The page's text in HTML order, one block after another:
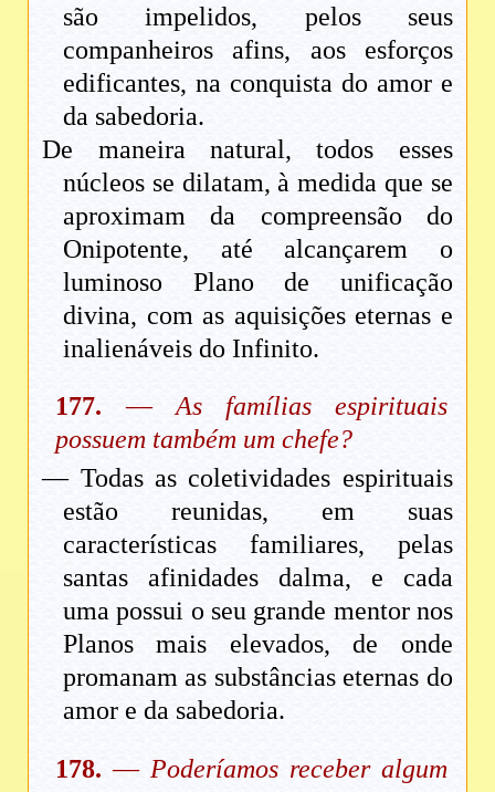
são impelidos, pelos seus
companheiros afins, aos esforços
edificantes, na conquista do amor e
da sabedoria.
De maneira natural, todos esses
núcleos se dilatam, à medida que se
aproximam da compreensão do
Onipotente, até alcançarem o
luminoso Plano de unificação
divina, com as aquisições eternas e
inalienáveis do Infinito.
177. —As famílias espirituais
possuem também um chefe?
— Todas as coletividades espirituais
estão reunidas, em suas
características familiares, pelas
santas afinidades dalma, e cada
uma possui o seu grande mentor nos
Planos mais elevados, de onde
promanam as substâncias eternas do
amor e da sabedoria.
178. — Poderíamos receber algum